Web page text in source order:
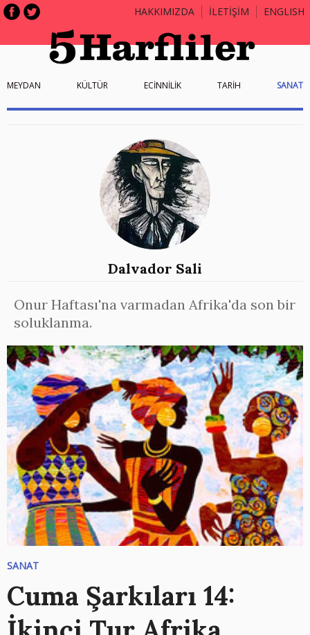
HAKKIMIZDA İLETİŞİM ENGLISH
MEYDAN KÜLTÜR ECİNNİLİK TARİH SANAT
Dalvador Sali
Onur Haftası'na varmadan Afrika'da son bir
soluklanma.
SANAT
Cuma Şarkıları 14: